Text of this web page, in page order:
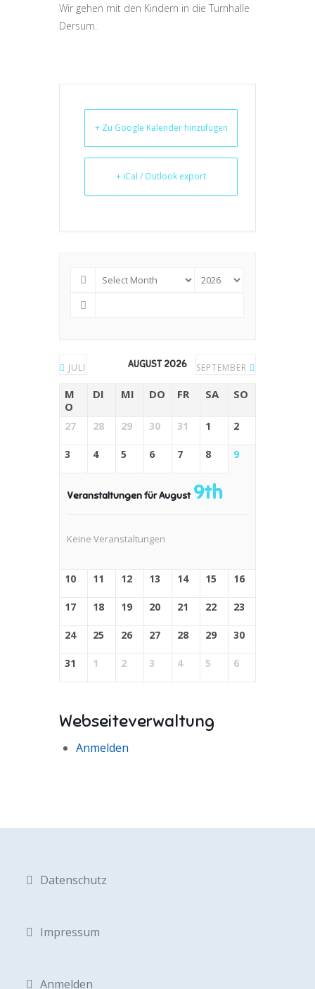
Wir gehen mit den Kindern in die Turnhalle
Dersum.
+ Zu Google Kalender hinzufügen
+ iCal / Outlook export
JULI AUGUST 2026 SEPTEMBER
M
O
DI MI DO FR SA SO
27 28 29 30 31 1 2
3 4 5 6 7 8 9
Veranstaltungen für August 9th
Keine Veranstaltungen
10 11 12 13 14 15 16
17 18 19 20 21 22 23
24 25 26 27 28 29 30
31 1 2 3 4 5 6
Webseiteverwaltung
Anmelden
Datenschutz
Impressum
Anmelden